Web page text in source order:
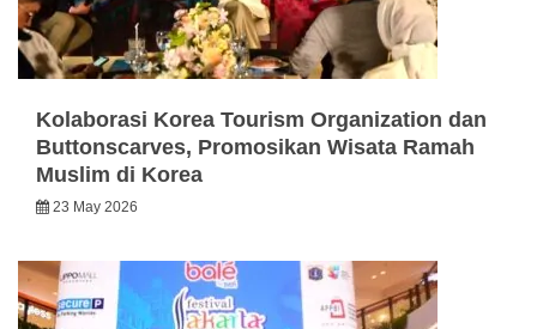
Kolaborasi Korea Tourism Organization dan
Buttonscarves, Promosikan Wisata Ramah
Muslim di Korea
23 May 2026